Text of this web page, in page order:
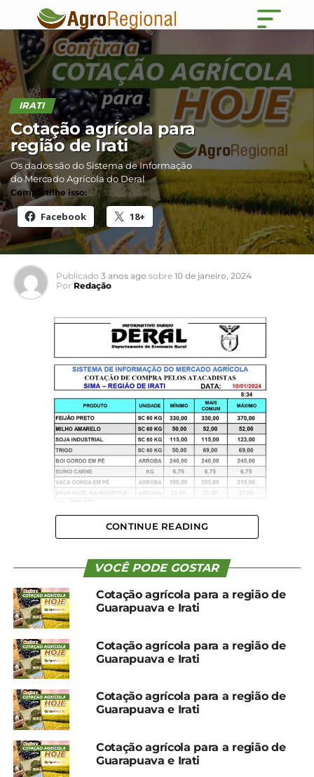
IRATI
Cotação agrícola para
região de Irati
Os dados são do Sistema de Informação
do Mercado Agrícola do Deral
Compartilhe isso:
Facebook 18+
Publicado 3 anos ago sobre 10 de janeiro, 2024
Por Redação
Compartilhe isso:
CONTINUE READING
VOCÊ PODE GOSTAR
Cotação agrícola para a região de
Guarapuava e Irati
Cotação agrícola para a região de
Guarapuava e Irati
Cotação agrícola para a região de
Guarapuava e Irati
Cotação agrícola para a região de
Guarapuava e Irati